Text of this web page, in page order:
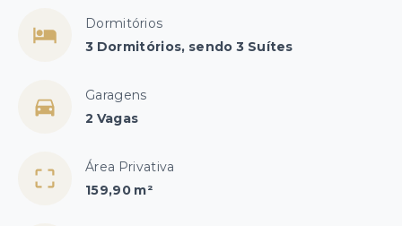
Dormitórios
3 Dormitórios, sendo 3 Suítes
Garagens
2 Vagas
Área Privativa
159,90 m²